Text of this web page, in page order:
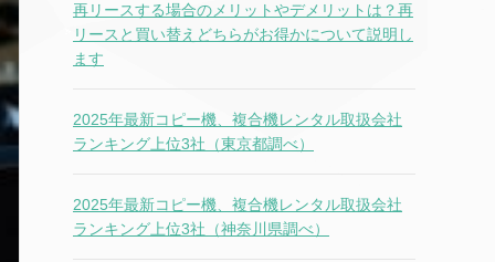
再リースする場合のメリットやデメリットは？再
リースと買い替えどちらがお得かについて説明し
ます
2025年最新コピー機、複合機レンタル取扱会社
ランキング上位3社（東京都調べ）
2025年最新コピー機、複合機レンタル取扱会社
ランキング上位3社（神奈川県調べ）